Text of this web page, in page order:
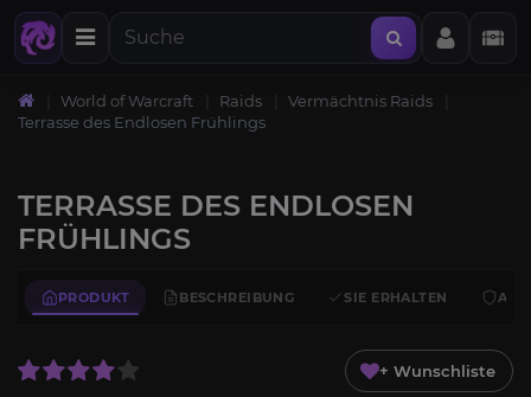
World of Warcraft Raids
Vermächtnis Raids
Terrasse des Endlosen Frühlings
TERRASSE DES ENDLOSEN
FRÜHLINGS
PRODUKT BESCHREIBUNG SIE ERHALTEN
+ Wunschliste